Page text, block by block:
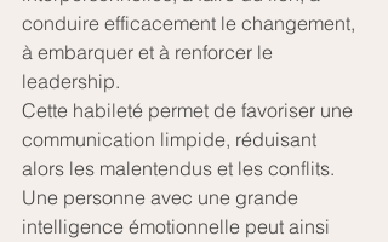
conduire efficacement le changement,
à embarquer et à renforcer le
leadership.
Cette habileté permet de favoriser une
communication limpide, réduisant
alors les malentendus et les conflits.
Une personne avec une grande
intelligence émotionnelle peut ainsi